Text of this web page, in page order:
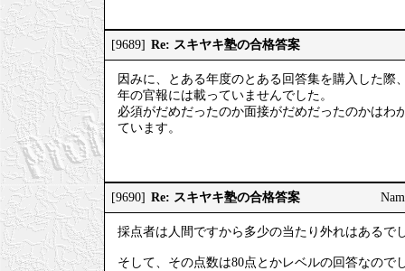
[9689] Re: スキヤキ塾の合格答案
因みに、とある年度のとある回答集を購入した
年の官報には載っていませんでした。
必須がだめだったのか面接がだめだったのかは
ています。
[9690] Re: スキヤキ塾の合格答案
採点者は人間ですから多少の当たり外れはあるで
そして、その点数は80点とかレベルの回答なの